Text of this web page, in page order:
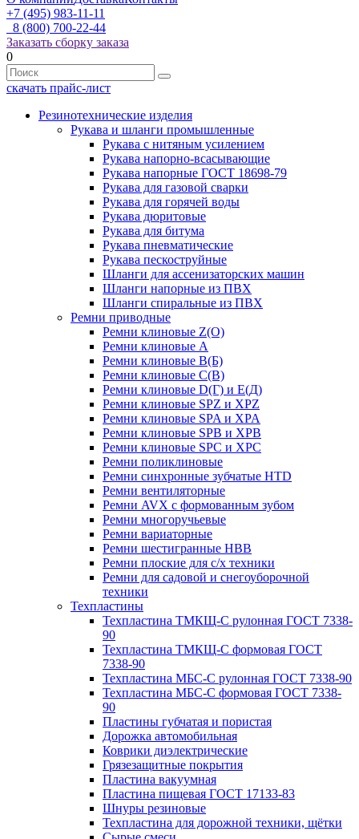
+7 (495) 983-11-11
8 (800) 700-22-44
Заказать сборку заказа
0
скачать прайс-лист
Резинотехнические изделия
Рукава и шланги промышленные
Рукава с нитяным усилением
Рукава напорно-всасывающие
Рукава напорные ГОСТ 18698-79
Рукава для газовой сварки
Рукава для горячей воды
Рукава дюритовые
Рукава для битума
Рукава пневматические
Рукава пескоструйные
Шланги для ассенизаторских машин
Шланги напорные из ПВХ
Шланги спиральные из ПВХ
Ремни приводные
Ремни клиновые Z(О)
Ремни клиновые А
Ремни клиновые В(Б)
Ремни клиновые С(В)
Ремни клиновые D(Г) и Е(Д)
Ремни клиновые SPZ и XPZ
Ремни клиновые SPA и XPA
Ремни клиновые SPB и XPB
Ремни клиновые SPC и XPC
Ремни поликлиновые
Ремни синхронные зубчатые HTD
Ремни вентиляторные
Ремни AVX с формованным зубом
Ремни многоручьевые
Ремни вариаторные
Ремни шестигранные HBB
Ремни плоские для с/х техники
Ремни для садовой и снегоуборочной
техники
Техпластины
Техпластина ТМКЩ-С рулонная ГОСТ 7338-
90
Техпластина ТМКЩ-С формовая ГОСТ
7338-90
Техпластина МБС-С рулонная ГОСТ 7338-90
Техпластина МБС-С формовая ГОСТ 7338-
90
Пластины губчатая и пористая
Дорожка автомобильная
Коврики диэлектрические
Грязезащитные покрытия
Пластина вакуумная
Пластина пищевая ГОСТ 17133-83
Шнуры резиновые
Техпластина для дорожной техники, щётки